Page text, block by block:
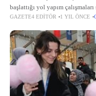
başlattığı yol yapım
GAZETE4 EDITÖR 1 YIL ÖNCE